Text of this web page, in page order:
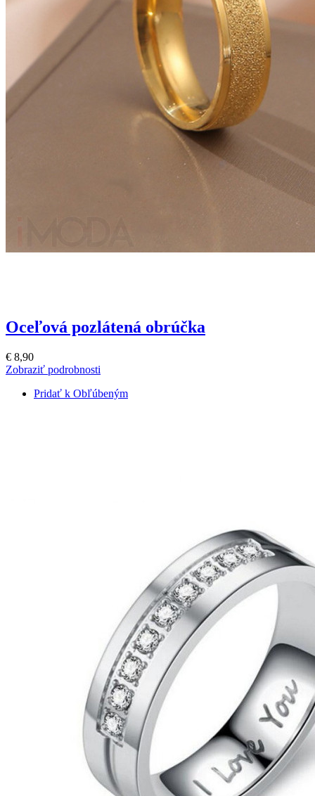
Oceľová pozlátená obrúčka
€ 8,90
Zobraziť podrobnosti
Pridať k Obľúbeným